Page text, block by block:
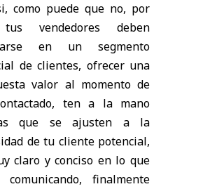
como puede que no, por
vendedores deben
en un segmento
de clientes, ofrecer una
valor al momento de
ten a la mano
que se ajusten a la
de tu cliente potencial,
claro y conciso en lo que
comunicando, finalmente